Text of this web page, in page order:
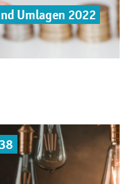
Umlagen 2022